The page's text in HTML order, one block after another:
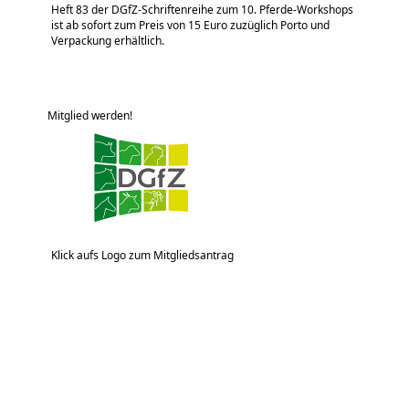
Heft 83 der DGfZ-Schriftenreihe zum 10. Pferde-Workshops
ist ab sofort zum Preis von 15 Euro zuzüglich Porto und
Verpackung erhältlich.
Mitglied werden!
Klick aufs Logo zum Mitgliedsantrag